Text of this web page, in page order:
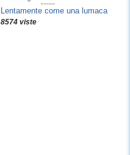
Lentamente come una lumaca
8574 viste